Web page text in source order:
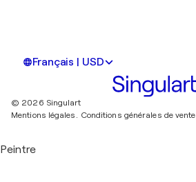
Français | USD
© 2026 Singulart
Mentions légales. Conditions générales de vente
Peintre